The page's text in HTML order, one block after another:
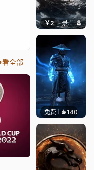
看全部
￥2 景毅6688
免费 140